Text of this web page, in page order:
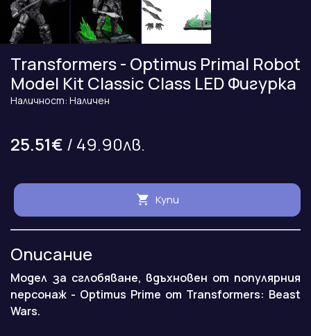
Transformers - Optimus Primal Robot
Model Kit Classic Class LED Фигурка
Наличност: Наличен
25.51€ / 49.90лв.
Купи
Описание
Модел за сглобяване, вдъхновен от популярния
персонаж - Optimus Prime от Transformers: Beast
Wars.